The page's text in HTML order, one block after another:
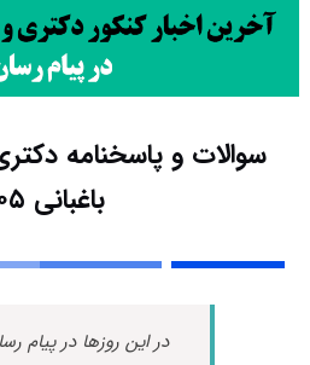
سوالات و پاسخنامه
باغبانی ۱۴۰۵
در این روزها در پیام